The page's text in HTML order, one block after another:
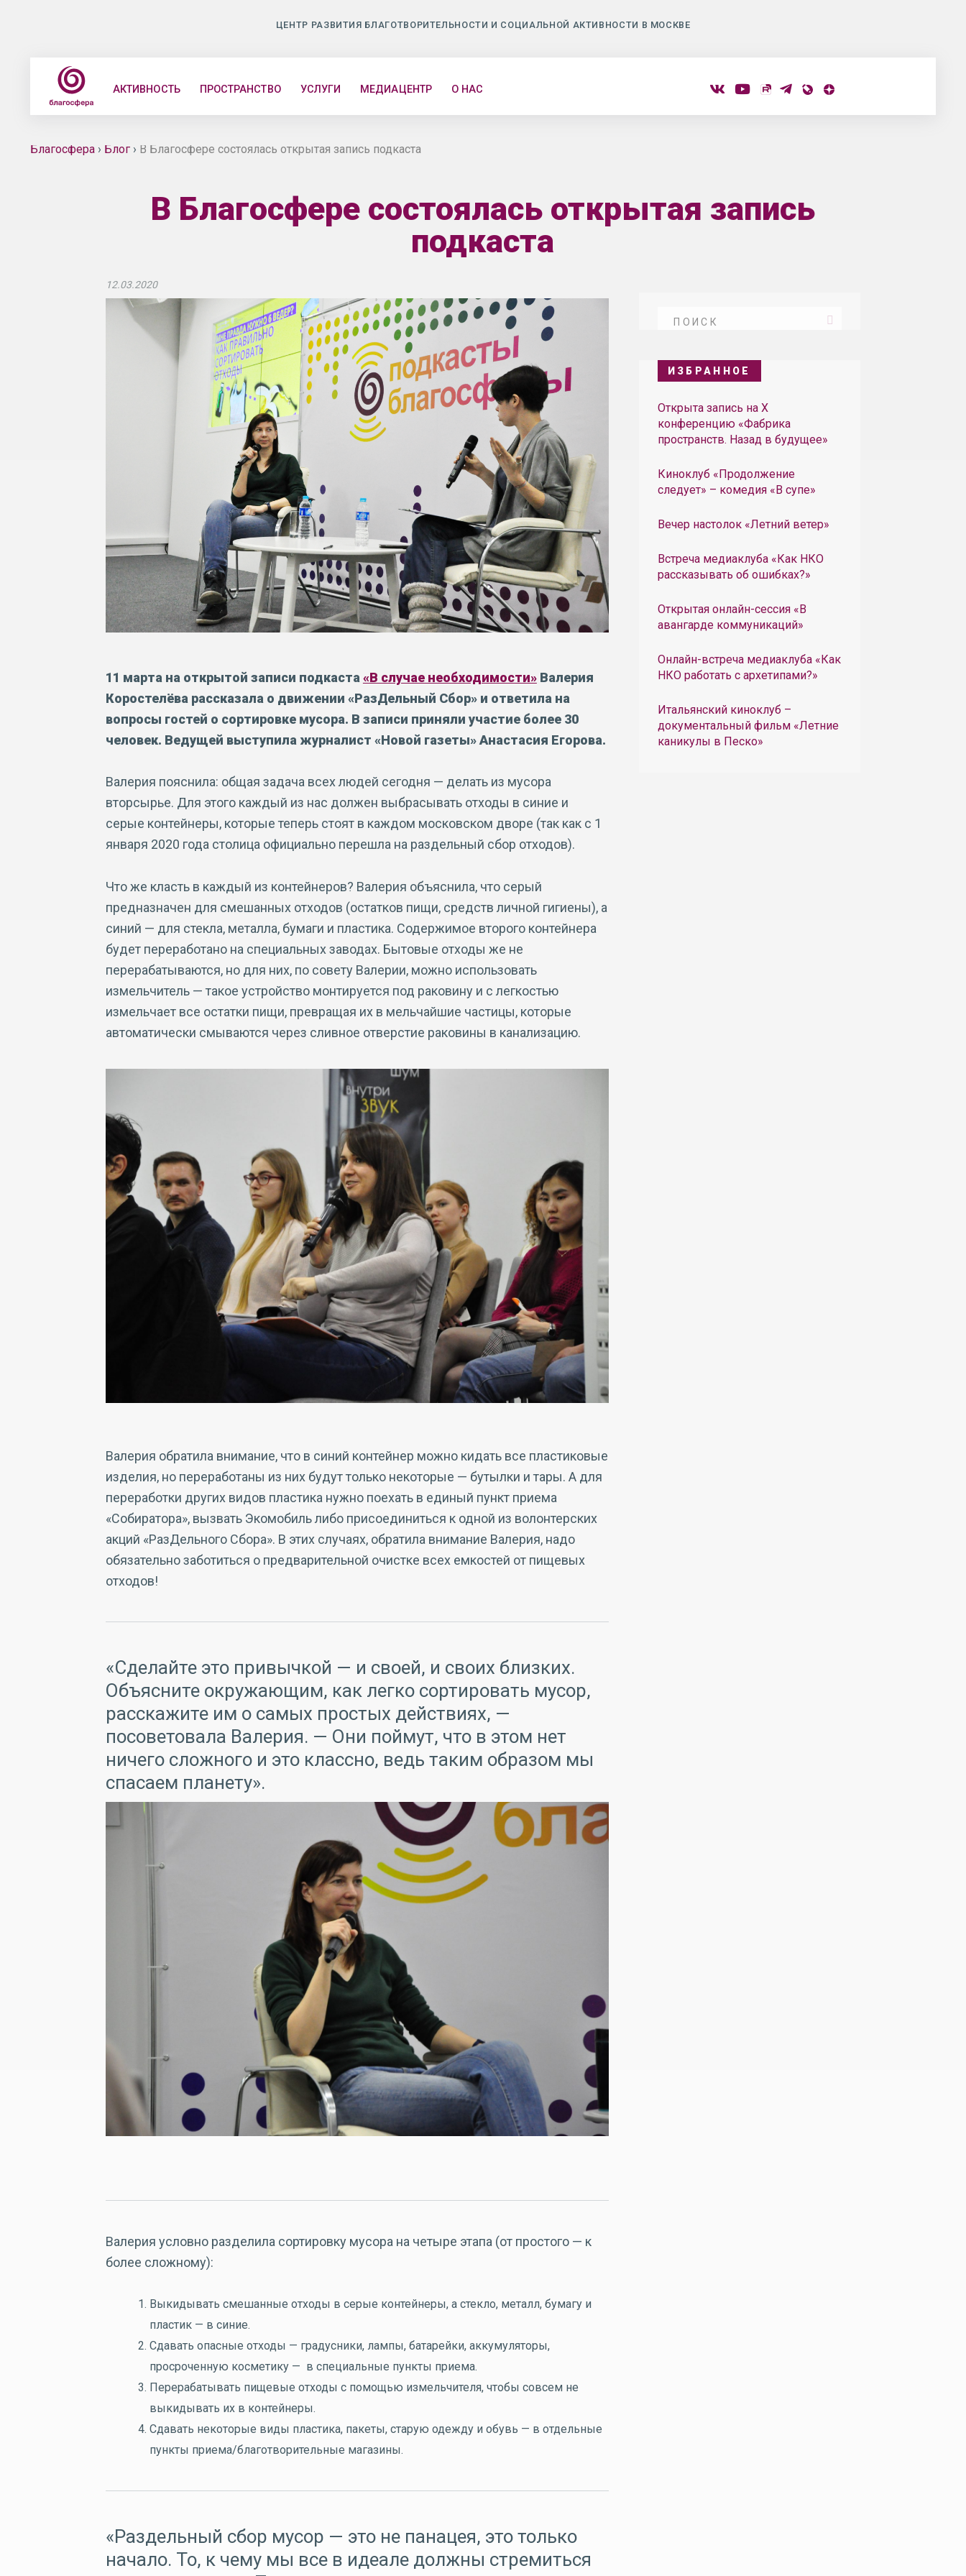
ЦЕНТР РАЗВИТИЯ БЛАГОТВОРИТЕЛЬНОСТИ И СОЦИАЛЬНОЙ АКТИВНОСТИ В МОСКВЕ
АКТИВНОСТЬ ПРОСТРАНСТВО УСЛУГИ МЕДИАЦЕНТР О НАС
Благосфера› Блог› В Благосфере состоялась открытая запись подкаста
В Благосфере состоялась открытая запись
подкаста
12.03.2020
11 марта на открытой записи подкаста«В случае необходимости»Валерия
Коростелёва рассказала о движении «РазДельный Сбор» и ответила на
вопросы гостей о сортировке мусора. В записи приняли участие более 30
человек. Ведущей выступила журналист «Новой газеты» Анастасия Егорова.
Валерия пояснила: общая задача всех людей сегодня — делать из мусора
вторсырье. Для этого каждый из нас должен выбрасывать отходы в синие и
серые контейнеры, которые теперь стоят в каждом московском дворе (так как с 1
января 2020 года столица официально перешла на раздельный сбор отходов).
Что же класть в каждый из контейнеров? Валерия объяснила, что серый
предназначен для смешанных отходов (остатков пищи, средств личной гигиены), а
синий — для стекла, металла, бумаги и пластика. Содержимое второго контейнера
будет переработано на специальных заводах. Бытовые отходы же не
перерабатываются, но для них, по совету Валерии, можно использовать
измельчитель — такое устройство монтируется под раковину и с легкостью
измельчает все остатки пищи, превращая их в мельчайшие частицы, которые
автоматически смываются через сливное отверстие раковины в канализацию.
Валерия обратила внимание, что в синий контейнер можно кидать все пластиковые
изделия, но переработаны из них будут только некоторые — бутылки и тары. А для
переработки других видов пластика нужно поехать в единый пункт приема
«Собиратора», вызвать Экомобиль либо присоединиться к одной из волонтерских
акций «РазДельного Сбора». В этих случаях, обратила внимание Валерия, надо
обязательно заботиться о предварительной очистке всех емкостей от пищевых
отходов!
«Сделайте это привычкой — и своей, и своих близких.
Объясните окружающим, как легко сортировать мусор,
расскажите им о самых простых действиях, —
посоветовала Валерия. — Они поймут, что в этом нет
ничего сложного и это классно, ведь таким образом мы
спасаем планету».
Валерия условно разделила сортировку мусора на четыре этапа (от простого — к
более сложному):
Выкидывать смешанные отходы в серые контейнеры, а стекло, металл, бумагу и
пластик — в синие.
Сдавать опасные отходы — градусники, лампы, батарейки, аккумуляторы,
просроченную косметику — в специальные пункты приема.
Перерабатывать пищевые отходы с помощью измельчителя, чтобы совсем не
выкидывать их в контейнеры.
Сдавать некоторые виды пластика, пакеты, старую одежду и обувь — в отдельные
пункты приема/благотворительные магазины.
«Раздельный сбор мусор — это не панацея, это только
начало. То, к чему мы все в идеале должны стремиться
ИЗБРАННОЕ
Открыта запись на X
конференцию «Фабрика
пространств. Назад в будущее»
Киноклуб «Продолжение
следует» – комедия «В супе»
Вечер настолок «Летний ветер»
Встреча медиаклуба «Как НКО
рассказывать об ошибках?»
Открытая онлайн-сессия «В
авангарде коммуникаций»
Онлайн-встреча медиаклуба «Как
НКО работать с архетипами?»
Итальянский киноклуб –
документальный фильм «Летние
каникулы в Песко»